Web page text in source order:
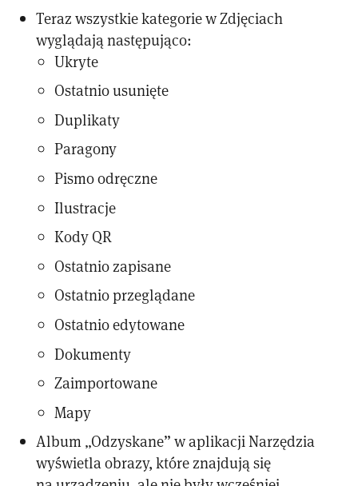
Teraz wszystkie kategorie w Zdjęciach
wyglądają następująco:
Ukryte
Ostatnio usunięte
Duplikaty
Paragony
Pismo odręczne
Ilustracje
Kody QR
Ostatnio zapisane
Ostatnio przeglądane
Ostatnio edytowane
Dokumenty
Zaimportowane
Mapy
Album „Odzyskane” w aplikacji Narzędzia
wyświetla obrazy, które znajdują się